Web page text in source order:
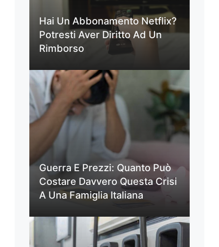
Hai Un Abbonamento Netflix?
Potresti Aver Diritto Ad Un
Rimborso
Guerra E Prezzi: Quanto Può
Costare Davvero Questa Crisi
A Una Famiglia Italiana